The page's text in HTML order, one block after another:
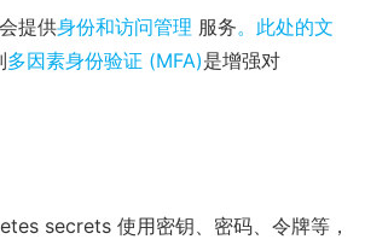
提供身份和访问管理 服务。此处的文
多因素身份验证 (MFA)是增强对
secrets 使用密钥、密码、令牌等，